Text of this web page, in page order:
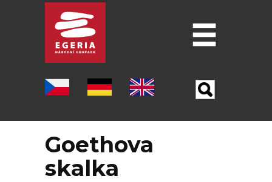
O GEOPARKU
LOKALITYGoethova
skalka